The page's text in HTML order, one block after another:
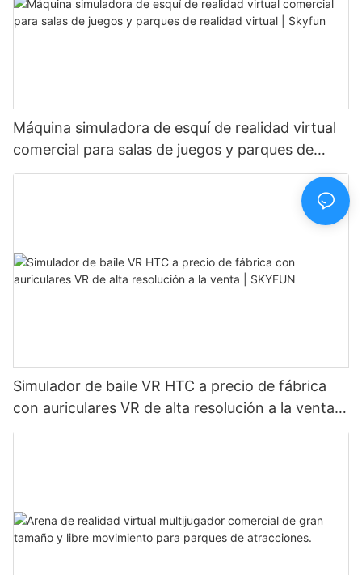
Máquina simuladora de esquí de realidad virtual
comercial para salas de juegos y parques de
realidad virtual | Skyfun
Simulador de baile VR HTC a precio de fábrica
con auriculares VR de alta resolución a la venta |
SKYFUN